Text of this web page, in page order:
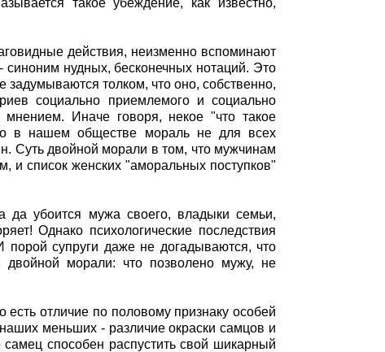
такое убеждение, как известно,
действия, неизменно вспоминают
нудных, бесконечных нотаций. Это
толком, что оно, собственно,
социально приемлемого и социально
Иначе говоря, некое "что такое
в нашем обществе мораль не для всех
Суть двойной морали в том, что мужчинам
и список женских "аморальных поступков"
да убоится мужа своего, владыки семьи,
Однако психологические последствия
супруги даже не догадываются, что
морали: что позволено мужу, не
отличие по половому признаку особей
меньших - различие окраски самцов и
способен распустить свой шикарный